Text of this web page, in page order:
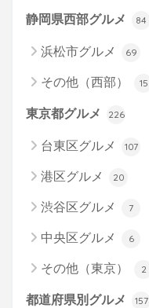
静岡県西部グルメ 84
浜松市グルメ 69
その他（西部） 15
東京都グルメ 226
台東区グルメ 107
港区グルメ 20
渋谷区グルメ 7
中央区グルメ 6
その他（東京） 2
都道府県別グルメ 157